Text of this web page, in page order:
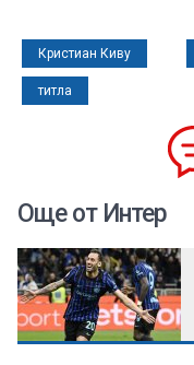
Кристиан Киву
титла
Още от Интер